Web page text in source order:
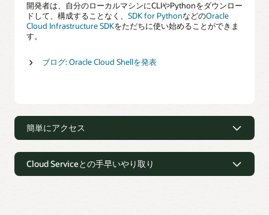
開発者は、自分のローカルマシンにCLIやPythonをダウンロー
ドして、構成することなく、 SDK for PythonなどのOracle
Cloud Infrastructure SDKをただちに使い始めることができま
す。
ブログ: Oracle Cloud Shellを発表
簡単にアクセス
Oracle Cloud Consoleで利用可能
Cloud Shellは、Oracle Cloud Consoleユーザー・インターフ
Cloud Serviceとの手早いやり取り